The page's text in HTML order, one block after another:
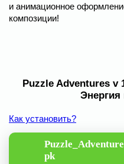
и анимационное
композиции!
Puzzle Adventures
Как установить?
pk